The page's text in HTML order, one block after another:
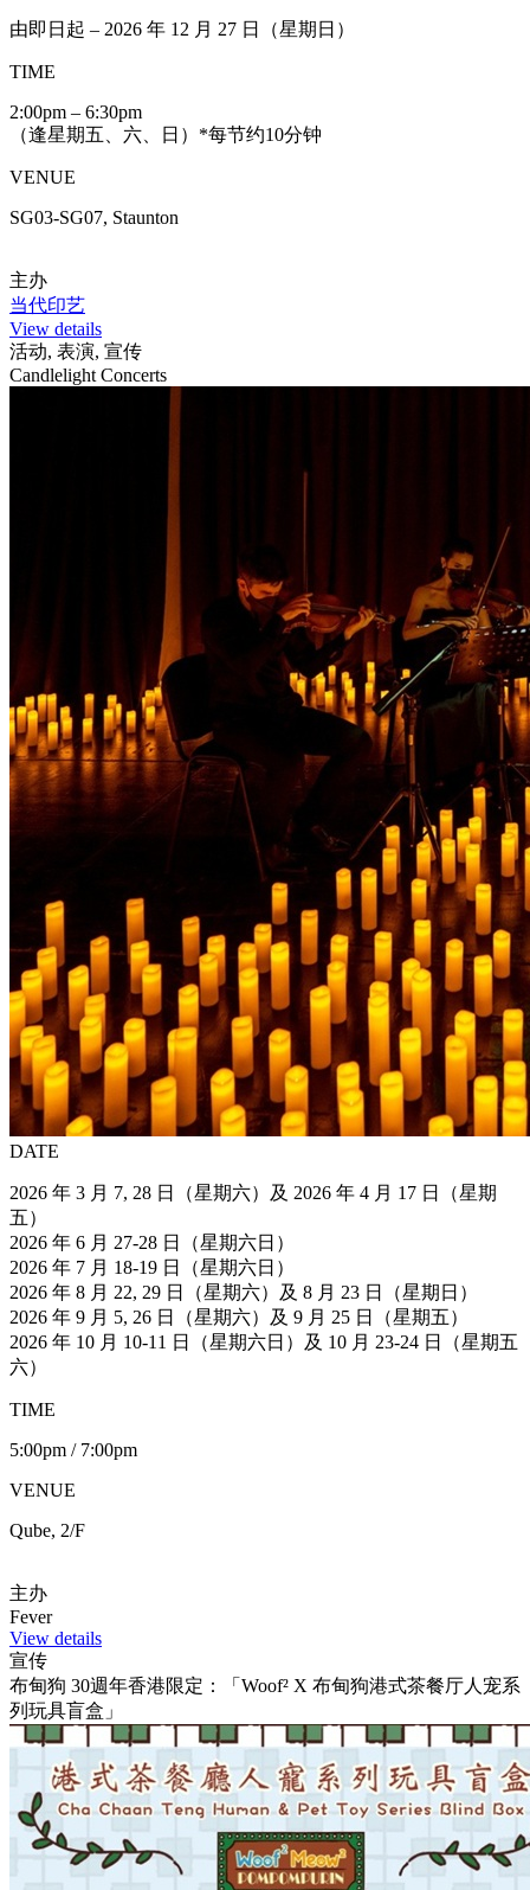
由即日起 – 2026 年 12 月 27 日（星期日）
TIME
2:00pm – 6:30pm
（逢星期五、六、日）*每节约10分钟
VENUE
SG03-SG07, Staunton
主办
当代印艺
View details
活动, 表演, 宣传
Candlelight Concerts
DATE
2026 年 3 月 7, 28 日（星期六）及 2026 年 4 月 17 日（星期
五）
2026 年 6 月 27-28 日（星期六日）
2026 年 7 月 18-19 日（星期六日）
2026 年 8 月 22, 29 日（星期六）及 8 月 23 日（星期日）
2026 年 9 月 5, 26 日（星期六）及 9 月 25 日（星期五）
2026 年 10 月 10-11 日（星期六日）及 10 月 23-24 日（星期五
六）
TIME
5:00pm / 7:00pm
VENUE
Qube, 2/F
主办
Fever
View details
宣传
布甸狗 30週年香港限定：「Woof² X 布甸狗港式茶餐厅人宠系
列玩具盲盒」